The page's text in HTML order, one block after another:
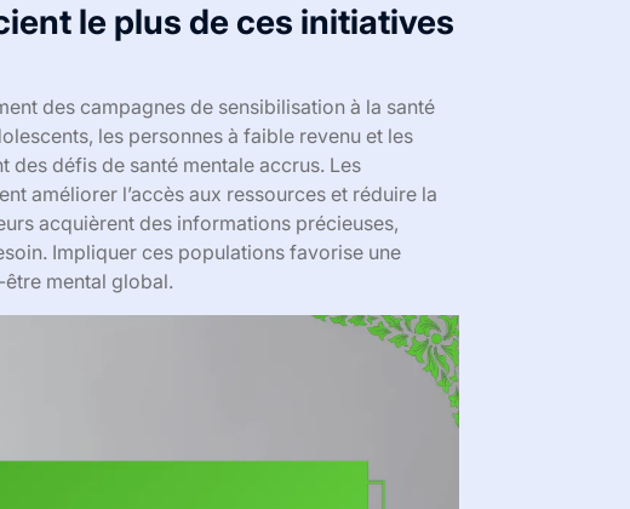
le plus de ces initiatives
des campagnes de sensibilisation à la santé
les personnes à faible revenu et les
défis de santé mentale accrus. Les
améliorer l’accès aux ressources et réduire la
acquièrent des informations précieuses,
Impliquer ces populations favorise une
mental global.